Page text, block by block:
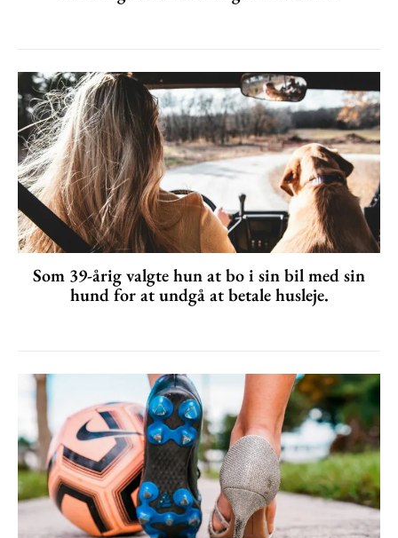
Som 39-årig valgte hun at bo i sin bil med sin
hund for at undgå at betale husleje.